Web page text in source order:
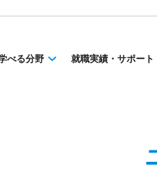
べる分野 就職実績・サポート